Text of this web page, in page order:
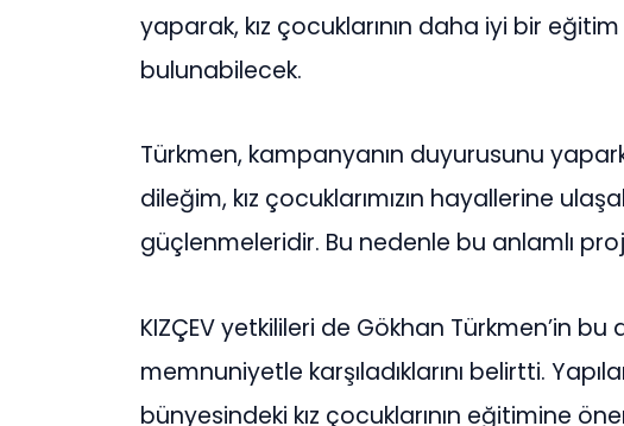
yaparak, kız çocuklarının daha iyi bir
bulunabilecek.
Türkmen, kampanyanın duyurusunu
dileğim, kız çocuklarımızın hayallerine
güçlenmeleridir. Bu nedenle bu anlamlı
KIZÇEV yetkilileri de Gökhan Türkmen’in bu
memnuniyetle karşıladıklarını belirtti.
bünyesindeki kız çocuklarının eğitimine